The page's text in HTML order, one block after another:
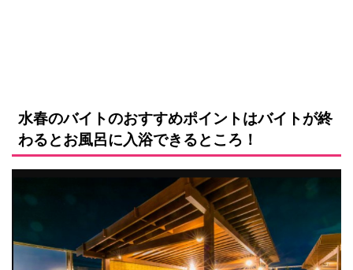
水春のバイトのおすすめポイントはバイトが終
わるとお風呂に入浴できるところ！